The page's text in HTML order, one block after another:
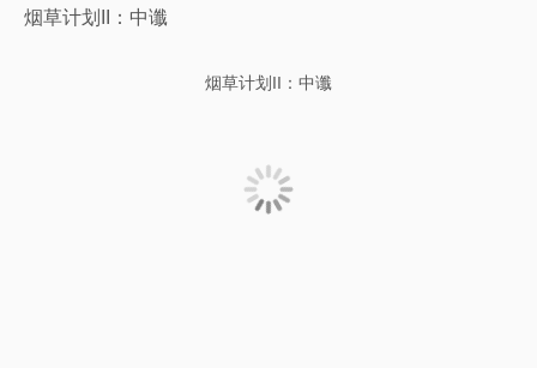
烟草计划II：中谶
烟草计划II：中谶